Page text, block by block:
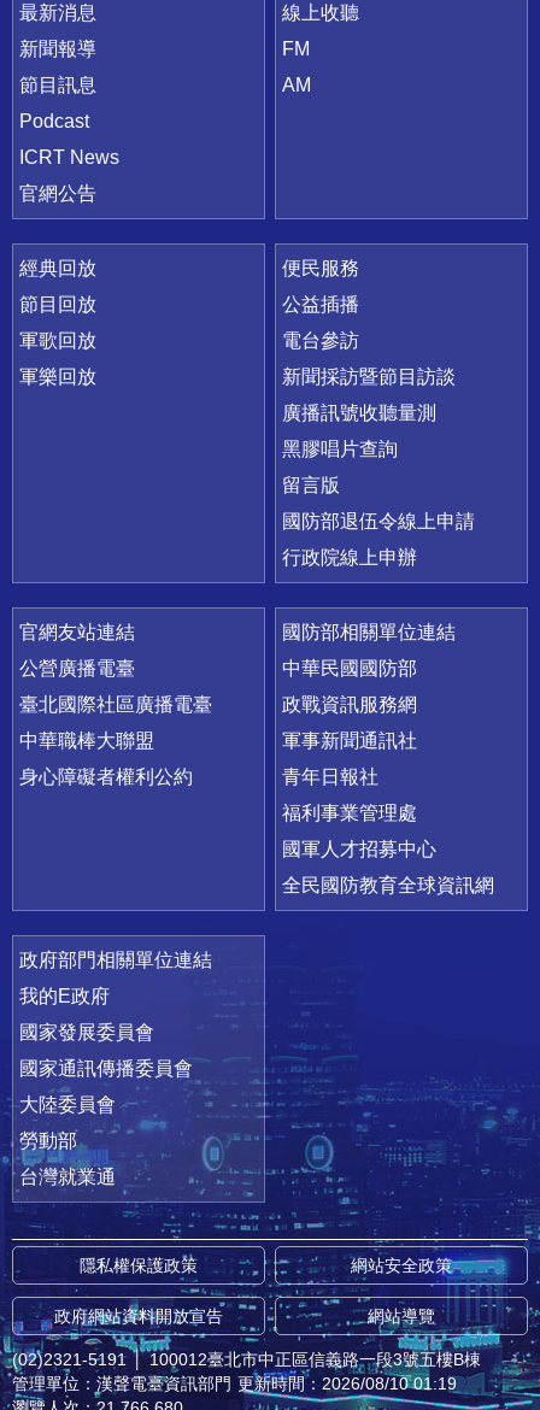
最新消息
新聞報導
節目訊息
Podcast
ICRT News
官網公告
線上收聽
FM
AM
經典回放
節目回放
軍歌回放
軍樂回放
便民服務
公益插播
電台參訪
新聞採訪暨節目訪談
廣播訊號收聽量測
黑膠唱片查詢
留言版
國防部退伍令線上申請
行政院線上申辦
官網友站連結
公營廣播電臺
臺北國際社區廣播電臺
中華職棒大聯盟
身心障礙者權利公約
國防部相關單位連結
中華民國國防部
政戰資訊服務網
軍事新聞通訊社
青年日報社
福利事業管理處
國軍人才招募中心
全民國防教育全球資訊網
政府部門相關單位連結
我的E政府
國家發展委員會
國家通訊傳播委員會
大陸委員會
勞動部
台灣就業通
隱私權保護政策 網站安全政策
政府網站資料開放宣告 網站導覽
(02)2321-5191 │ 100012臺北市中正區信義路一段3號五樓B棟
管理單位：漢聲電臺資訊部門 更新時間：2026/08/10 01:19